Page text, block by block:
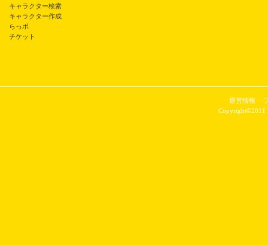
キャラクター検索
キャラクター作成
らっポ
チケット
運営情報
Copyright©2011